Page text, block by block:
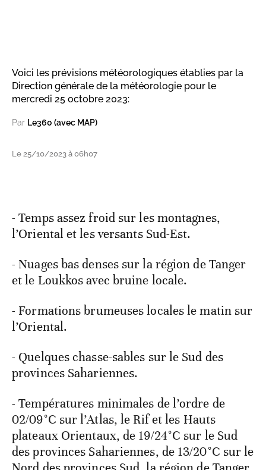
Voici les prévisions météorologiques établies par la
Direction générale de la météorologie pour le
mercredi 25 octobre 2023:
Par Le360 (avec MAP)
Le 25/10/2023 à 06h07
- Temps assez froid sur les montagnes,
l’Oriental et les versants Sud-Est.
- Nuages bas denses sur la région de Tanger
et le Loukkos avec bruine locale.
- Formations brumeuses locales le matin sur
l’Oriental.
- Quelques chasse-sables sur le Sud des
provinces Sahariennes.
- Températures minimales de l’ordre de
02/09°C sur l’Atlas, le Rif et les Hauts
plateaux Orientaux, de 19/24°C sur le Sud
des provinces Sahariennes, de 13/20°C sur le